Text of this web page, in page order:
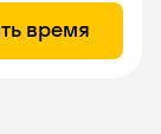
время